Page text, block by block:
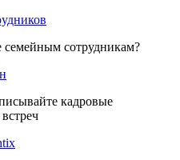
семейным сотрудникам?
кадровые